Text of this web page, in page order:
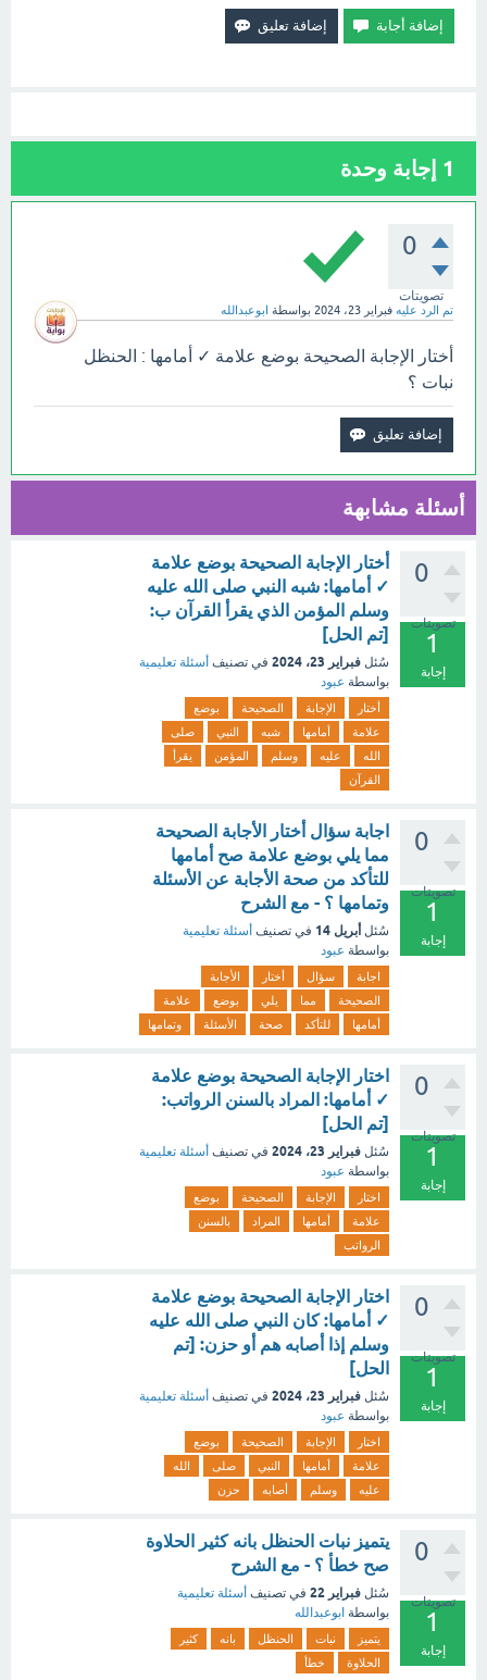
1 إجابة وحدة
0
تصويتات
تم الرد عليه فبراير 23، 2024 بواسطة ابوعبدالله
أختار الإجابة الصحيحة بوضع علامة ✓ أمامها : الحنظل
نبات ؟
أسئلة مشابهة
0
تصويتات
1
إجابة
أختار الإجابة الصحيحة بوضع علامة
✓ أمامها: شبه النبي صلى الله عليه
وسلم المؤمن الذي يقرأ القرآن ب:
[تم الحل]
سُئل فبراير 23، 2024 في تصنيف أسئلة تعليمية
بواسطة عبود
أختار الإجابة الصحيحة
بوضع
علامة
أمامها شبه النبي
صلى
الله
عليه وسلم المؤمن
يقرأ
القرآن
0
تصويتات
1
إجابة
اجابة سؤال أختار الأجابة الصحيحة
مما يلي بوضع علامة صح أمامها
للتأكد من صحة الأجابة عن الأسئلة
وتمامها ؟ - مع الشرح
سُئل أبريل 14 في تصنيف أسئلة تعليمية
بواسطة عبود
اجابة سؤال أختار
الأجابة
الصحيحة
مما يلي بوضع
علامة
أمامها
للتأكد صحة الأسئلة وتمامها
0
تصويتات
1
إجابة
اختار الإجابة الصحيحة بوضع علامة
✓ أمامها: المراد بالسنن الرواتب:
[تم الحل]
سُئل فبراير 23، 2024 في تصنيف أسئلة تعليمية
بواسطة عبود
اختار الإجابة الصحيحة
بوضع
علامة
أمامها المراد
بالسنن
الرواتب
0
تصويتات
1
إجابة
اختار الإجابة الصحيحة بوضع علامة
✓ أمامها: كان النبي صلى الله عليه
وسلم إذا أصابه هم أو حزن: [تم
الحل]
سُئل فبراير 23، 2024 في تصنيف أسئلة تعليمية
بواسطة عبود
اختار الإجابة الصحيحة
بوضع
علامة
أمامها النبي صلى
الله
عليه
وسلم أصابه حزن
0
تصويتات
1
إجابة
يتميز نبات الحنظل بانه كثير الحلاوة
صح خطأ ؟ - مع الشرح
سُئل فبراير 22 في تصنيف أسئلة تعليمية
بواسطة ابوعبدالله
يتميز نبات الحنظل بانه
كثير
الحلاوة
خطأ